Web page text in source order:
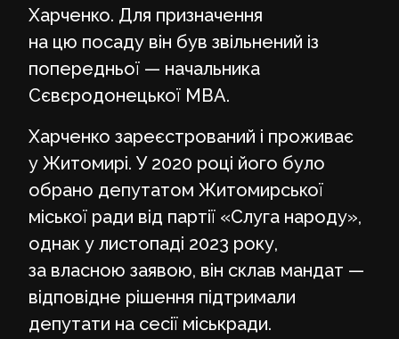
Харченко. Для призначення
на цю посаду він був звільнений із
попередньої — начальника
Сєвєродонецької МВА.
Харченко зареєстрований і проживає
у Житомирі. У 2020 році його було
обрано депутатом Житомирської
міської ради від партії «Слуга народу»,
однак у листопаді 2023 року,
за власною заявою, він склав мандат —
відповідне рішення підтримали
депутати на сесії міськради.